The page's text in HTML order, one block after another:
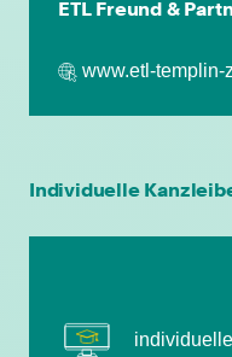
ETL Freund &
www.etl-templin-
Individuelle
flexible